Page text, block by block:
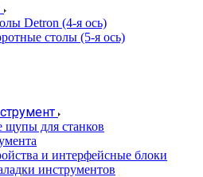
Detron (4-я ось)
столы (5-я ось)
щупы для станков
и интерфейсные блоки
инструментов